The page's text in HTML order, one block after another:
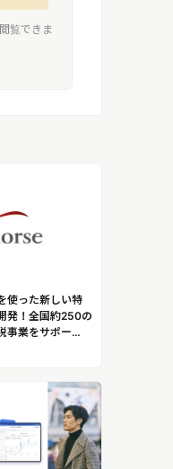
覧できま
使った新しい特
発！全国約250の
事業をサポー
ション」